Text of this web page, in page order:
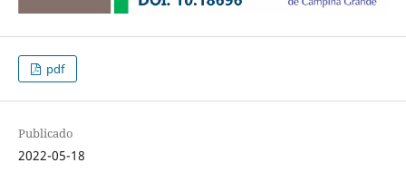
pdf
Publicado
2022-05-18